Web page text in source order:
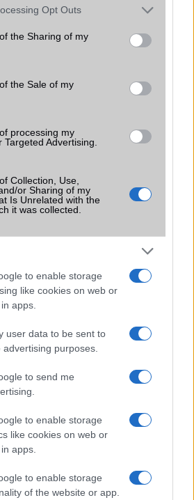
app uses one or more Google
or usage behaviour. You may click to
Google and its third-party tags to
specified purposes in below Google
Opt Outs
the Sharing of my
the Sale of my
processing my
Advertising.
Collection, Use,
or Sharing of my
Is Unrelated with the
it was collected.
to enable storage
like cookies on web or
apps.
user data to be sent to
purposes.
to send me
to enable storage
like cookies on web or
apps.
to enable storage
of the website or app.
DV = Document viewer (Word,
Nincs
Van
2
Van
Globális
enhancement
Nincs
0,31
frissítés: 2026-07-13 19:00:00